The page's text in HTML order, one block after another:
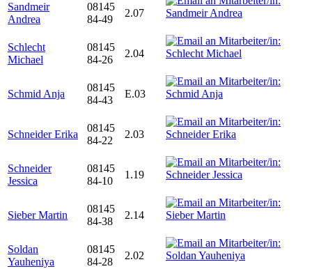
Sandmeir
Andrea
08145
84-49
2.07
Schlecht
Michael
08145
84-26
2.04
Schmid Anja
08145
84-43
E.03
Schneider Erika
08145
84-22
2.03
Schneider
Jessica
08145
84-10
1.19
Sieber Martin
08145
84-38
2.14
Soldan
Yauheniya
08145
84-28
2.02